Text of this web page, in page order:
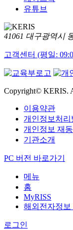
유튜브
41061 대구광역시
고객센터 (평일:
Copyright© KERIS.
이용약관
개인정보처리
개인정보 재동
기관소개
PC 버전 바로가기
메뉴
홈
MyRISS
해외전자정보
로그인